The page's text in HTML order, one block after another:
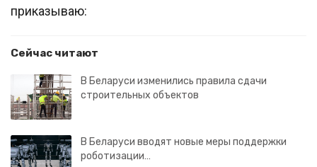
приказываю:
Сейчас читают
В Беларуси изменились правила сдачи
строительных объектов
В Беларуси вводят новые меры поддержки
роботизации…